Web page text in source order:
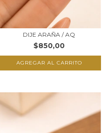
DIJE ARAÑA / AQ
$850,00